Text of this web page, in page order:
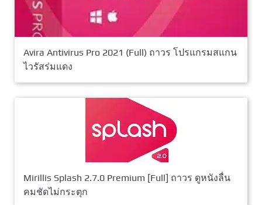
Avira Antivirus Pro 2021 (Full) ถาวร โปรแกรมสแกน
ไวรัสร่มแดง
Mirillis Splash 2.7.0 Premium [Full] ถาวร ดูหนังลื่น
คมชัดไม่กระตุก